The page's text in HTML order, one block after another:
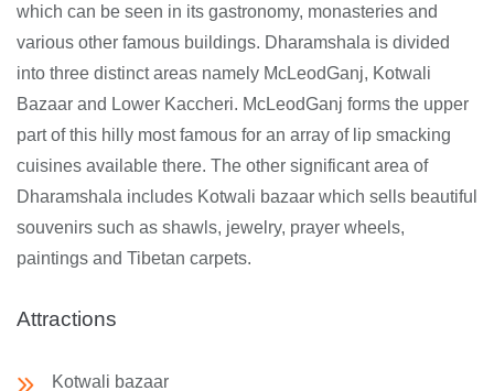
which can be seen in its gastronomy, monasteries and
various other famous buildings. Dharamshala is divided
into three distinct areas namely McLeodGanj, Kotwali
Bazaar and Lower Kaccheri. McLeodGanj forms the upper
part of this hilly most famous for an array of lip smacking
cuisines available there. The other significant area of
Dharamshala includes Kotwali bazaar which sells beautiful
souvenirs such as shawls, jewelry, prayer wheels,
paintings and Tibetan carpets.
Attractions
Kotwali bazaar